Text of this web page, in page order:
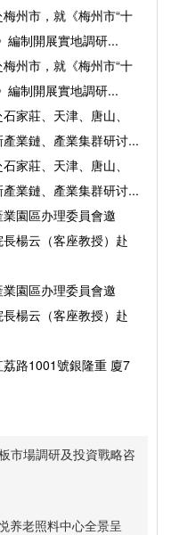
州市，就《梅州市“十
編制開展實地調研...
州市，就《梅州市“十
編制開展實地調研...
莊、天津、唐山、
業鏈、產業集群研讨...
莊、天津、唐山、
業鏈、產業集群研讨...
園區办理委員會邀
楊云（客座教授）赴
園區办理委員會邀
楊云（客座教授）赴
路1001號銀隆重 廈7
市場調研及投資戰略咨
养老照料中心全景呈